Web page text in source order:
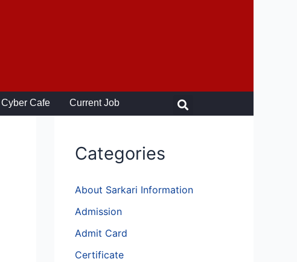
Cyber Cafe Current Job Search
Categories
About Sarkari Information
Admission
Admit Card
Certificate